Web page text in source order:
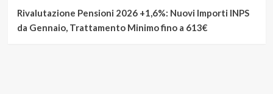
Rivalutazione Pensioni 2026 +1,6%: Nuovi Importi INPS
da Gennaio, Trattamento Minimo fino a 613€